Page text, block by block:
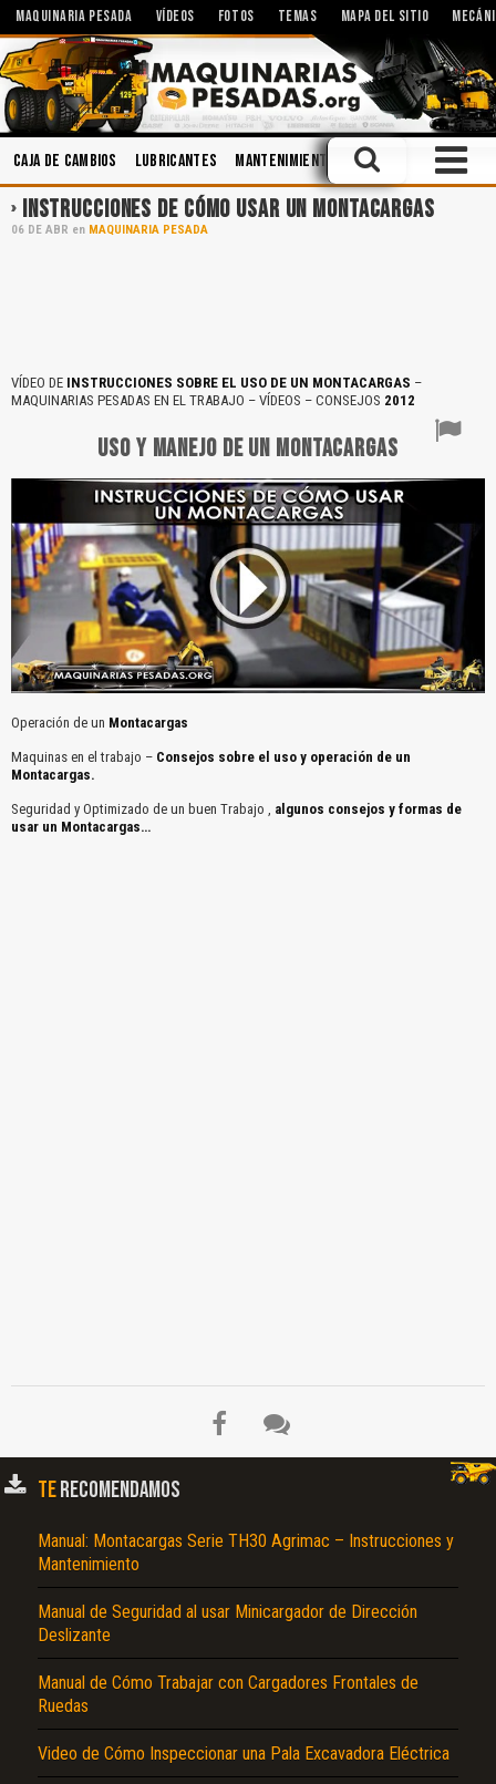
MAQUINARIA PESADA VÍDEOS FOTOS TEMAS MAPA DEL SITIO
Caja de Cambios Lubricantes Mantenimiento Implementos
INSTRUCCIONES DE CÓMO USAR UN MONTACARGAS
06 DE ABR en MAQUINARIA PESADA
VÍDEO DE INSTRUCCIONES SOBRE EL USO DE UN MONTACARGAS –
MAQUINARIAS PESADAS EN EL TRABAJO – VÍDEOS – CONSEJOS 2012
USO Y MANEJO DE UN MONTACARGAS
Operación de un Montacargas
Maquinas en el trabajo – Consejos sobre el uso y operación de un
Montacargas.
Seguridad y Optimizado de un buen Trabajo , algunos consejos y formas de
usar un Montacargas…
TERECOMENDAMOS
Manual: Montacargas Serie TH30 Agrimac – Instrucciones y
Mantenimiento
Manual de Seguridad al usar Minicargador de Dirección
Deslizante
Manual de Cómo Trabajar con Cargadores Frontales de
Ruedas
Video de Cómo Inspeccionar una Pala Excavadora Eléctrica